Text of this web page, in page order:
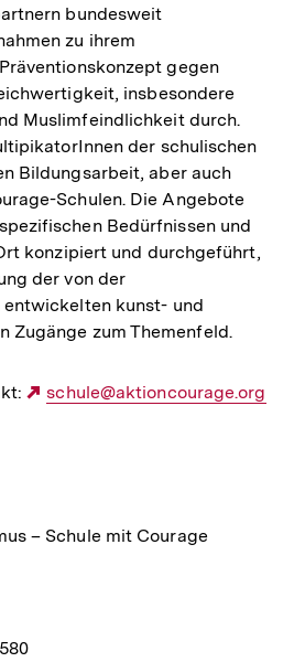
bundesweit
zu ihrem
gegen
insbesondere
Muslimfeindlichkeit durch.
der schulischen
Bildungsarbeit, aber auch
Schulen. Die Angebote
Bedürfnissen und
konzipiert und durchgeführt,
der von der
kunst- und
Zugänge zum Themenfeld.
Externer
schule@aktioncourage.org
– Schule mit Courage